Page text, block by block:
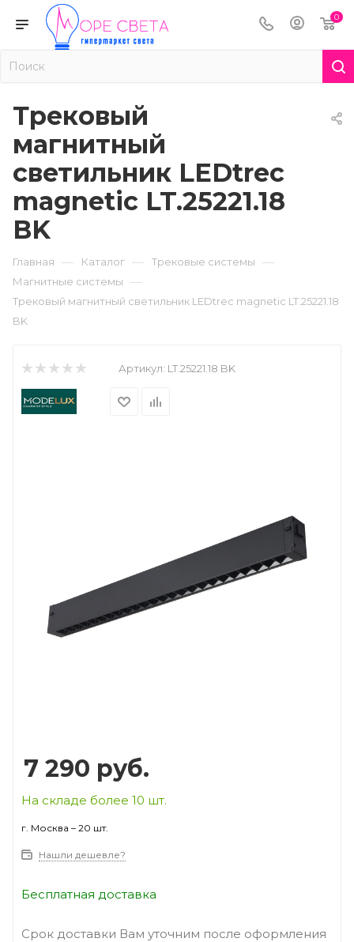
0
Трековый
магнитный
светильник LEDtrec
magnetic LT.25221.18
BK
Главная — Каталог — Трековые системы —
Магнитные системы —
Трековый магнитный светильник LEDtrec magnetic LT.25221.18
BK
Артикул: LT.25221.18 BK
7 290 руб.
На складе более 10 шт.
г. Москва – 20 шт.
Нашли дешевле?
Бесплатная доставка
Срок доставки Вам уточним после оформления